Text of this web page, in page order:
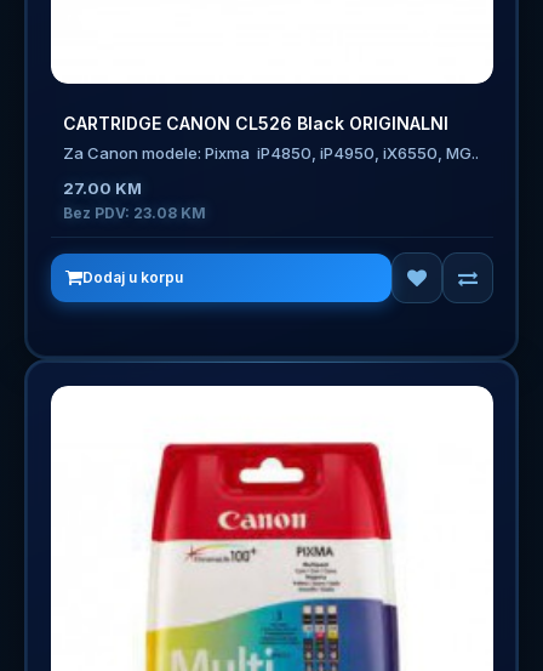
CARTRIDGE CANON CL526 Black ORIGINALNI
Za Canon modele: Pixma iP4850, iP4950, iX6550, MG..
27.00 KM
Bez PDV: 23.08 KM
Dodaj u korpu